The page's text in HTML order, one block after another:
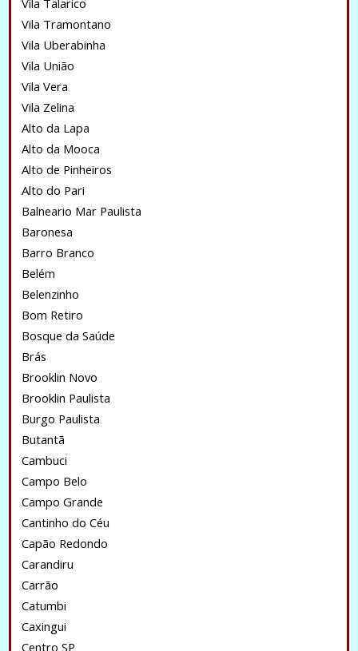
Vila Talarico
Vila Tramontano
Vila Uberabinha
Vila União
Vila Vera
Vila Zelina
Alto da Lapa
Alto da Mooca
Alto de Pinheiros
Alto do Pari
Balneario Mar Paulista
Baronesa
Barro Branco
Belém
Belenzinho
Bom Retiro
Bosque da Saúde
Brás
Brooklin Novo
Brooklin Paulista
Burgo Paulista
Butantã
Cambuci
Campo Belo
Campo Grande
Cantinho do Céu
Capão Redondo
Carandiru
Carrão
Catumbi
Caxingui
Centro SP